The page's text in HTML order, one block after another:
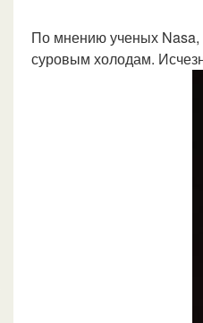
По мнению ученых Nasa,
суровым холодам.